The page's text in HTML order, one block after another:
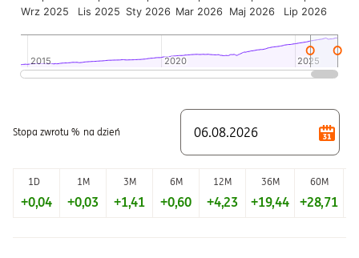
Sty 2026
Wrz 2025 Lis 2025 Mar 2026 Maj 2026 Lip 2026
2015
2015 2020
2020 2025
2025
Stopa zwrotu % na dzień
1D 1M 3M 6M 12M 36M 60M
+0,04 +0,03 +1,41 +0,60 +4,23 +19,44 +28,71